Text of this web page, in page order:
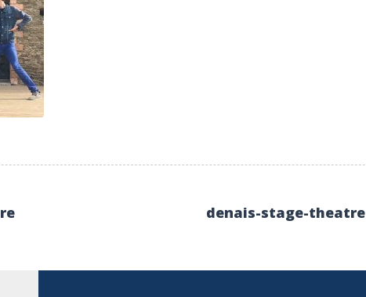
denais-stage-theatre